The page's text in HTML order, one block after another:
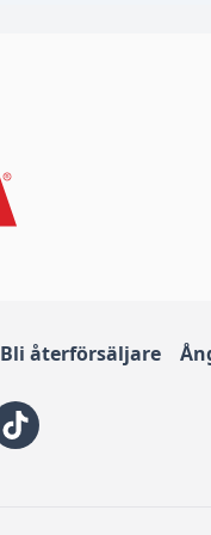
Bli återförsäljare